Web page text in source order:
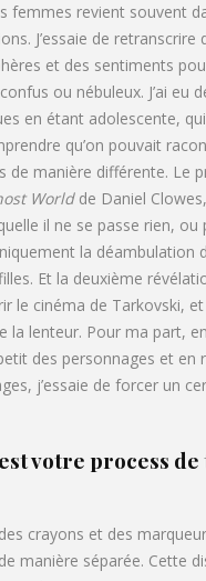
femmes revient souvent
J’essaie de retranscrire
et des sentiments
ou nébuleux. J’ai eu
en étant adolescente,
qu’on pouvait
de manière différente. Le
Worldde Daniel
il ne se passe rien, ou
la déambulation
Et la deuxième
le cinéma de Tarkovski,
la lenteur. Pour ma part,
des personnages et en
j’essaie de forcer un
votre process
des crayons et des
manière séparée. Cette